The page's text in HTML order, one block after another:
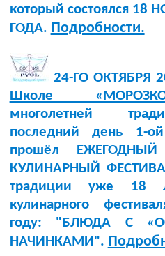
который состоялся 18
ГОДА. Подробности.
24-ГО ОКТЯБРЯ
Школе
многолетней
последний день 1-ой
прошёл
КУЛИНАРНЫЙ
традиции уже 18
кулинарного
году: "БЛЮДА С
НАЧИНКАМИ".